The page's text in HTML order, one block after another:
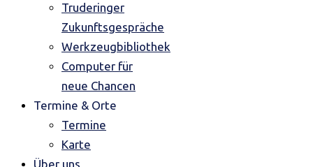
Truderinger
Zukunftsgespräche
Werkzeugbibliothek
Computer für
neue Chancen
Termine & Orte
Termine
Karte
Über uns